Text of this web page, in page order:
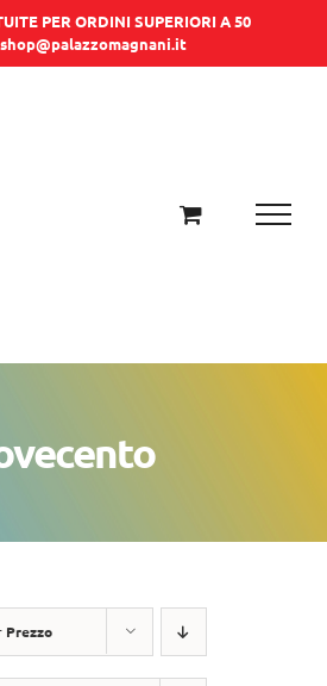
PER ORDINI SUPERIORI A 50
shop@palazzomagnani.it
Prezzo